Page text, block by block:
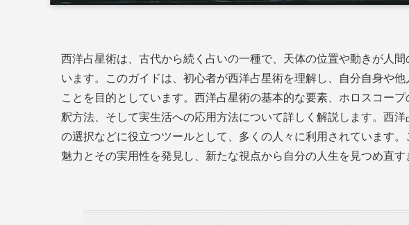
西洋占星術は、古代から続く占いの一種で、天体の位置や動きが人
います。このガイドは、初心者が西洋占星術を理解し、自分自身や
ことを目的としています。西洋占星術の基本的な要素、ホロスコー
釈方法、そして実生活への応用方法について詳しく解説します。西
の選択などに役立つツールとして、多くの人々に利用されています
魅力とその実用性を発見し、新たな視点から自分の人生を見つめ直す